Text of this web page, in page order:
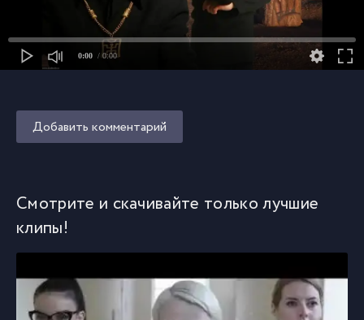
0:00 / 0:00
Добавить комментарий
Смотрите и скачивайте только лучшие
клипы!